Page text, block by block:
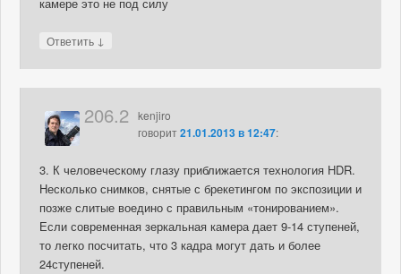
Ответить ↓
206.2
kenjiro
говорит 21.01.2013 в 12:47:
3. К человеческому глазу приближается технология HDR.
Несколько снимков, снятые с брекетингом по экспозиции и
позже слитые воедино с правильным «тонированием».
Если современная зеркальная камера дает 9-14 ступеней,
то легко посчитать, что 3 кадра могут дать и более
24ступеней.